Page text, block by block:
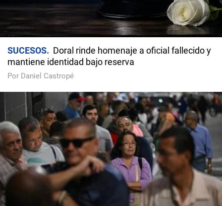
SUCESOS
Doral rinde homenaje a oficial fallecido y
mantiene identidad bajo reserva
Por Daniel Castropé